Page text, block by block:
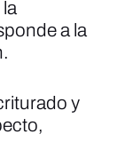
a la
y